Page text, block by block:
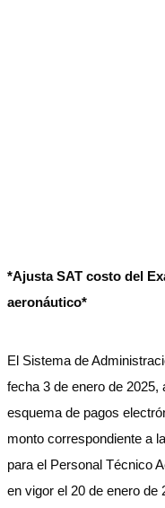
*Ajusta SAT costo del
aeronáutico*
El Sistema de
fecha 3 de enero de 2025,
esquema de pagos
monto correspondiente a
para el Personal Técnico
en vigor el 20 de enero de